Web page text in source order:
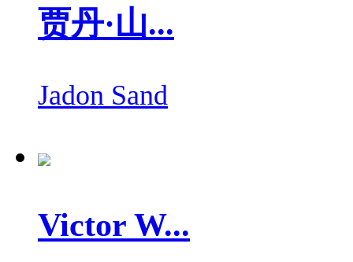
贾丹·山...
Jadon Sand
Victor W...